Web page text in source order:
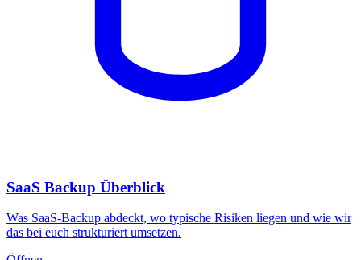
SaaS Backup Überblick
Was SaaS-Backup abdeckt, wo typische Risiken liegen und wie wir
das bei euch strukturiert umsetzen.